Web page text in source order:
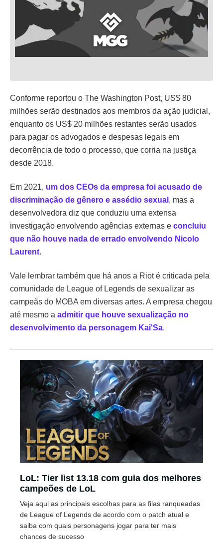
Conforme reportou o The Washington Post, US$ 80
milhões serão destinados aos membros da ação judicial,
enquanto os US$ 20 milhões restantes serão usados
para pagar os advogados e despesas legais em
decorrência de todo o processo, que corria na justiça
desde 2018.
Em 2021, um dos CEOs da empresa foi acusado de
discriminação de gênero e assédio sexual , mas a
desenvolvedora diz que conduziu uma extensa
investigação envolvendo agências externas e concluiu
que não houve nada de errado envolvendo Nicolo
Laurent.
Vale lembrar também que há anos a Riot é criticada pela
comunidade de League of Legends de sexualizar as
campeãs do MOBA em diversas artes. A empresa chegou
até mesmo a admitir que houve sexualização no
desenvolvimento da personagem Kai'Sa.
LoL: Tier list 13.18 com guia dos melhores
campeões de LoL
Veja aqui as principais escolhas para as filas ranqueadas
de League of Legends de acordo com o patch atual e
saiba com quais personagens jogar para ter mais
chances de sucesso